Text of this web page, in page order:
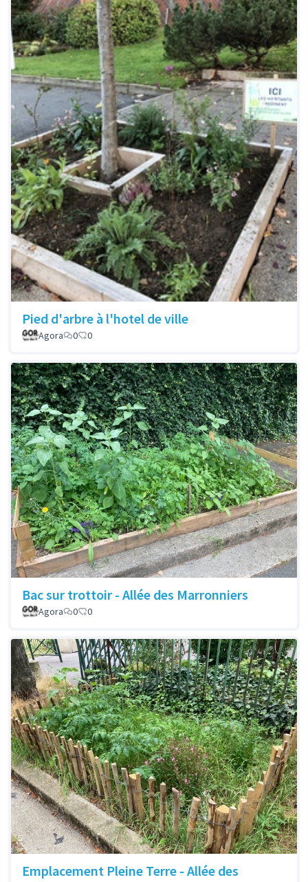
Pied d'arbre à l'hotel de ville
Agora 0 0
Bac sur trottoir - Allée des Marronniers
Agora 0 0
Emplacement Pleine Terre - Allée des